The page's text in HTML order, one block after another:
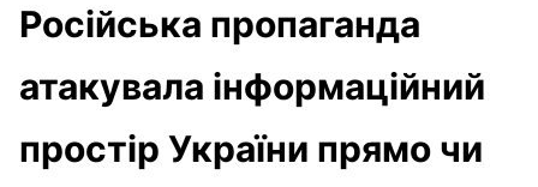
Російська пропаганда
атакувала інформаційний
простір України прямо чи